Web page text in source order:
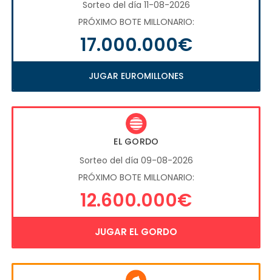
Sorteo del día 11-08-2026
PRÓXIMO BOTE MILLONARIO:
17.000.000€
JUGAR EUROMILLONES
EL GORDO
Sorteo del día 09-08-2026
PRÓXIMO BOTE MILLONARIO:
12.600.000€
JUGAR EL GORDO